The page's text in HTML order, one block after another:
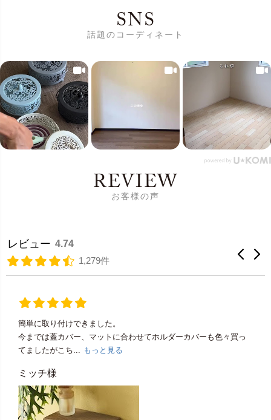
SNS
話題のコーディネート
REVIEW
お客様の声
レビュー 4.74
1,279件
簡単に取り付けできました。
今までは蓋カバー、マットに合わせてホルダーカバーも色々買っ
てましたがこち...
もっと見る
ミッチ様